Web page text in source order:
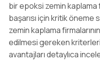
bir epoksi zemin kaplama
başarısı için kritik
zemin kaplama
edilmesi gereken
avantajları detaylıca